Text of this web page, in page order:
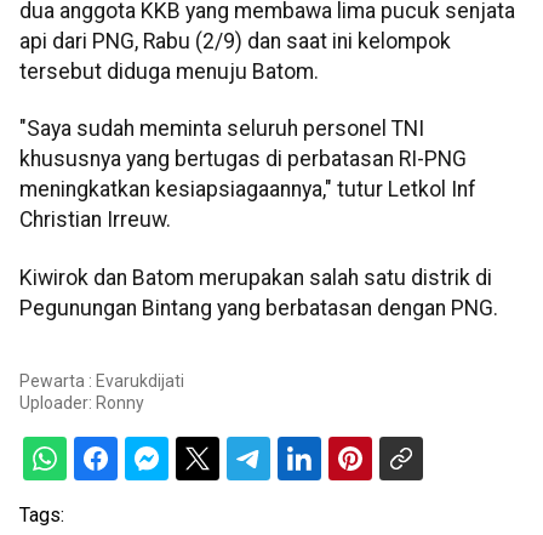
dua anggota KKB yang membawa lima pucuk senjata
api dari PNG, Rabu (2/9) dan saat ini kelompok
tersebut diduga menuju Batom.
"Saya sudah meminta seluruh personel TNI
khususnya yang bertugas di perbatasan RI-PNG
meningkatkan kesiapsiagaannya," tutur Letkol Inf
Christian Irreuw.
Kiwirok dan Batom merupakan salah satu distrik di
Pegunungan Bintang yang berbatasan dengan PNG.
Pewarta : Evarukdijati
Uploader: Ronny
Tags: